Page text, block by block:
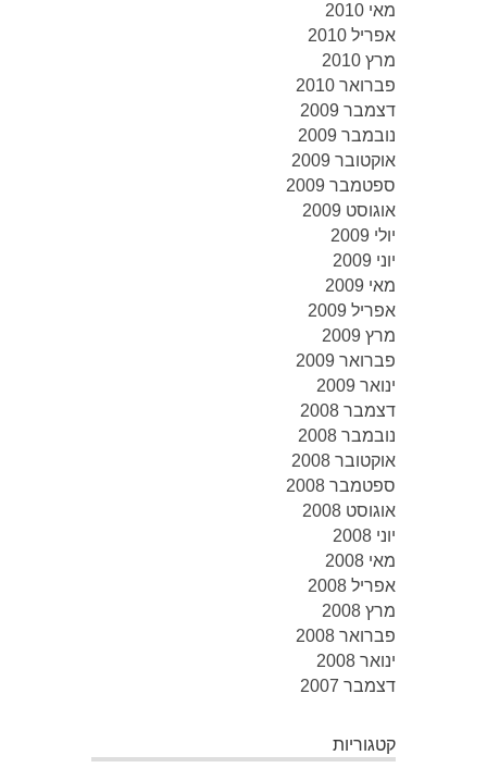
מאי 2010
אפריל 2010
מרץ 2010
פברואר 2010
דצמבר 2009
נובמבר 2009
אוקטובר 2009
ספטמבר 2009
אוגוסט 2009
יולי 2009
יוני 2009
מאי 2009
אפריל 2009
מרץ 2009
פברואר 2009
ינואר 2009
דצמבר 2008
נובמבר 2008
אוקטובר 2008
ספטמבר 2008
אוגוסט 2008
יוני 2008
מאי 2008
אפריל 2008
מרץ 2008
פברואר 2008
ינואר 2008
דצמבר 2007
קטגוריות